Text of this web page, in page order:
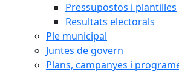
Pressupostos i plantilles
Resultats electorals
Ple municipal
Juntes de govern
Plans, campanyes i